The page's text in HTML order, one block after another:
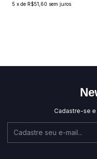
5 x de R$51,60 sem juros
Cadastre-se